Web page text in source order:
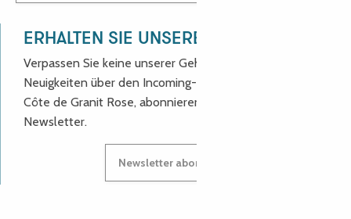
ERHALTEN SIE UNSERE NEUIGKEITEN!
Verpassen Sie keine unserer Geheimtipps und
Neuigkeiten über den Incoming-Service des Reiseziels
Côte de Granit Rose, abonnieren Sie unseren
Newsletter.
Newsletter abonnieren